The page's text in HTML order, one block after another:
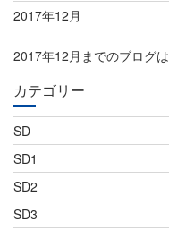
2017年12月
2017年12月までのブログは
カテゴリー
SD
SD1
SD2
SD3